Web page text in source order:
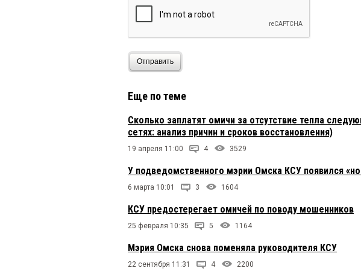
Отправить
Еще по теме
Сколько заплатят омичи за отсутствие тепла
сетях: анализ причин и сроков восстановления)
19 апреля 11:00 4 3529
У подведомственного мэрии Омска КСУ появился
6 марта 10:01 3 1604
КСУ предостерегает омичей по поводу мошенников
25 февраля 10:35 5 1164
Мэрия Омска снова поменяла руководителя КСУ
22 сентября 11:31 4 2200